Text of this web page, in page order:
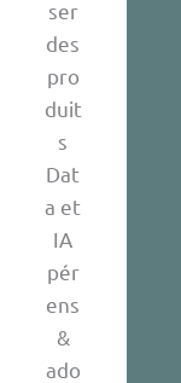
ser
des
pro
duit
s
Dat
a et
IA
pér
ens
&
ado